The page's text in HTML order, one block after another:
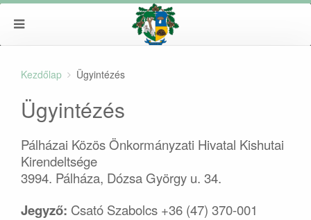
Kezdőlap Ügyintézés
Ügyintézés
Pálházai Közös Önkormányzati Hivatal Kishutai
Kirendeltsége
3994. Pálháza, Dózsa György u. 34.
Jegyző: Csató Szabolcs +36 (47) 370-001